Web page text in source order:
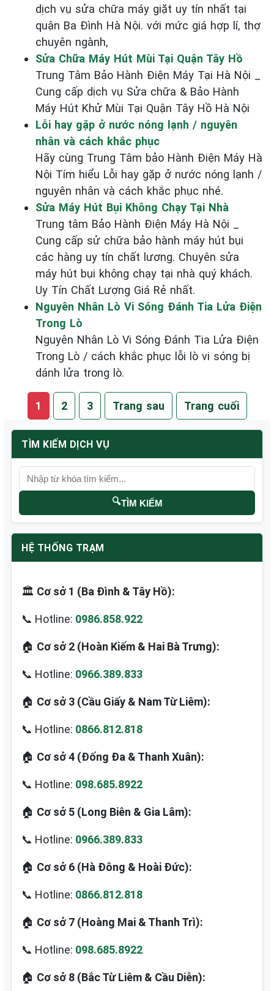
dịch vụ sửa chữa máy giặt uy tín nhất tại
quận Ba Đình Hà Nội. với mức giá hợp lí, thợ
chuyên ngành,
Sửa Chữa Máy Hút Mùi Tại Quận Tây Hồ
Trung Tâm Bảo Hành Điện Máy Tại Hà Nội _
Cung cấp dịch vụ Sửa chữa & Bảo Hành
Máy Hút Khử Mùi Tại Quận Tây Hồ Hà Nội
Lỗi hay gặp ở nước nóng lạnh / nguyên
nhân và cách khắc phục
Hãy cùng Trung Tâm bảo Hành Điện Máy Hà
Nội Tím hiểu Lỗi hay gặp ở nước nóng lạnh /
nguyên nhân và cách khắc phục nhé.
Sửa Máy Hút Bụi Không Chạy Tại Nhà
Trung tâm Bảo Hành Điện Máy Hà Nội _
Cung cấp sử chữa bảo hành máy hút bụi
các hàng uy tín chất lương. Chuyên sửa
máy hút bụi không chạy tại nhà quý khách.
Uy Tín Chất Lượng Giá Rẻ nhất.
Nguyên Nhân Lò Vi Sóng Đánh Tia Lửa Điện
Trong Lò
Nguyên Nhân Lò Vi Sóng Đánh Tia Lửa Điện
Trong Lò / cách khắc phục lỗi lò vi sóng bị
dánh lửa trong lò.
1 2 3 Trang sau Trang cuối
TÌM KIẾM DỊCH VỤ
🔍TÌM KIẾM
HỆ THỐNG TRẠM
🏛️ Cơ sở 1 (Ba Đình & Tây Hồ):
📞 Hotline: 0986.858.922
🏠 Cơ sở 2 (Hoàn Kiếm & Hai Bà Trưng):
📞 Hotline: 0966.389.833
🏠 Cơ sở 3 (Cầu Giấy & Nam Từ Liêm):
📞 Hotline: 0866.812.818
🏠 Cơ sở 4 (Đống Đa & Thanh Xuân):
📞 Hotline: 098.685.8922
🏠 Cơ sở 5 (Long Biên & Gia Lâm):
📞 Hotline: 0966.389.833
🏠 Cơ sở 6 (Hà Đông & Hoài Đức):
📞 Hotline: 0866.812.818
🏠 Cơ sở 7 (Hoàng Mai & Thanh Trì):
📞 Hotline: 098.685.8922
🏠 Cơ sở 8 (Bắc Từ Liêm & Cầu Diễn):